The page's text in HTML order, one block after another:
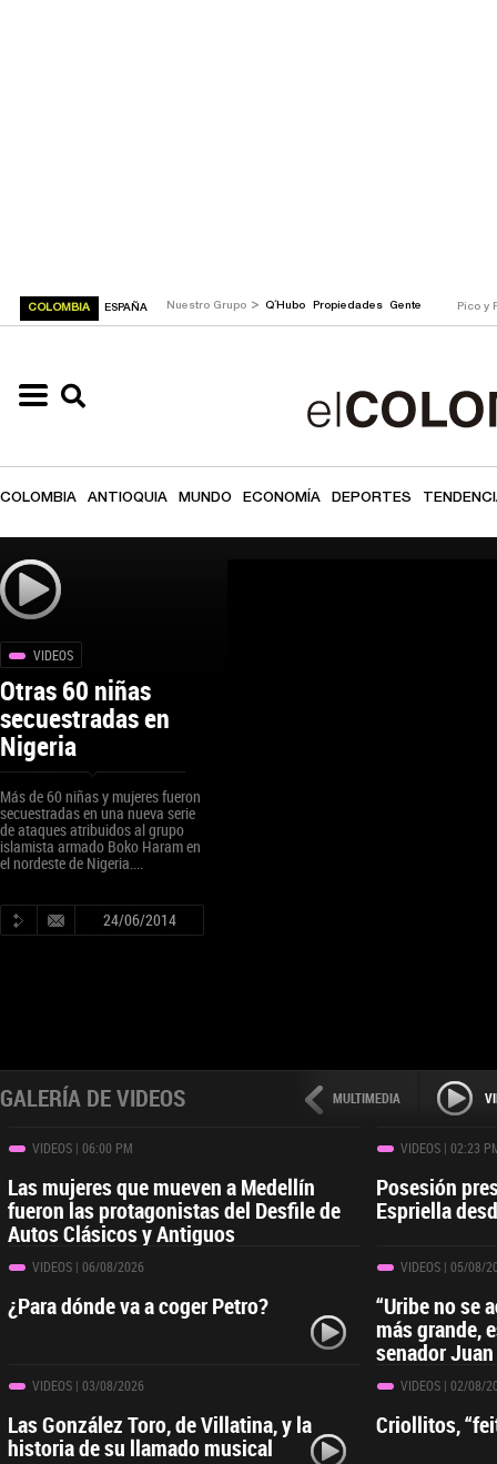
COLOMBIA ESPAÑA Nuestro Grupo > Q´Hubo Propiedades Gente Pico y
COLOMBIA ANTIOQUIA MUNDO ECONOMÍA DEPORTES
VIDEOS
Otras 60 niñas
secuestradas en
Nigeria
Más de 60 niñas y mujeres fueron
secuestradas en una nueva serie
de ataques atribuidos al grupo
islamista armado Boko Haram en
el nordeste de Nigeria....
24/06/2014
MULTIMEDIA
GALERÍA DE VIDEOS
VIDEOS | 06:00 PM
Las mujeres que mueven a Medellín
fueron las protagonistas del Desfile de
Autos Clásicos y Antiguos
VIDEOS | 02:23
Posesión
Espriella
VIDEOS | 06/08/2026
¿Para dónde va a coger Petro?
VIDEOS | 05/08/
“Uribe no se
más grande,
senador
VIDEOS | 03/08/2026
Las González Toro, de Villatina, y la
historia de su llamado musical
VIDEOS | 02/08/
Criollitos,